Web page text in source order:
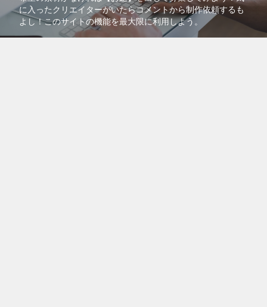
に入ったクリエイターがいたらコメントから制作依頼するも
よし！このサイトの機能を最大限に利用しよう。